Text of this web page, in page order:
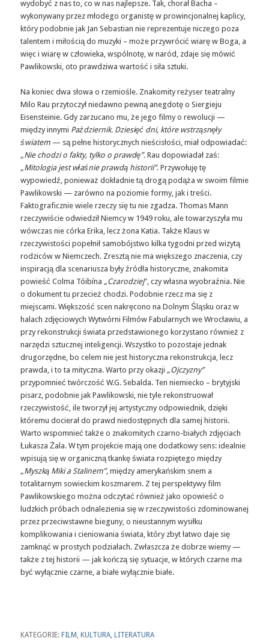
wydobyć z nas to, co w nas najlepsze. Tak, chorał Bacha –
wykonywany przez młodego organistę w prowincjonalnej kaplicy,
który podobnie jak Jan Sebastian nie reprezentuje niczego poza
talentem i miłością do muzyki – może przywrócić wiarę w Boga, a
więc i wiarę w człowieka, wspólnotę, w naród, zdaje się mówić
Pawlikowski, oto prawdziwa wartość i siła sztuki.
Na koniec dwa słowa o rzemiośle. Znakomity reżyser teatralny
Milo Rau przytoczył niedawno pewną anegdotę o Siergieju
Eisensteinie. Gdy zarzucano mu, że jego filmy o rewolucji —
między innymi Październik. Dziesięć dni, które wstrząsnęły
światem— są pełne historycznych nieścisłości, miał odpowiadać:
„Nie chodzi o fakty, tylko o prawdę”.Rau dopowiadał zaś:
„Mitologia jest właśnie prawdą historii”. Przywołuję tę
wypowiedź, ponieważ dokładnie tą drogą podąża w swoim filmie
Pawlikowski — zarówno na poziomie formy, jak i treści.
Faktograficznie wiele rzeczy się tu nie zgadza. Thomas Mann
rzeczywiście odwiedził Niemcy w 1949 roku, ale towarzyszyła mu
wówczas nie córka Erika, lecz żona Katia. Także Klaus w
rzeczywistości popełnił samobójstwo kilka tygodni przed wizytą
rodziców w Niemczech. Zresztą nie ma większego znaczenia, czy
inspiracją dla scenariusza były źródła historyczne, znakomita
powieść Colma Tóibína „Czarodziej”, czy własna wyobraźnia. Nie
o dokument tu przecież chodzi. Podobnie rzecz ma się z
miejscami. Większość scen nakręcono na Dolnym Śląsku oraz w
halach zdjęciowych Wytwórni Filmów Fabularnych we Wrocławiu, a
przy rekonstrukcji świata przedstawionego korzystano również z
narzędzi sztucznej inteligencji. Wszystko to pozostaje jednak
drugorzędne, bo celem nie jest historyczna rekonstrukcja, lecz
prawda, i to ta mityczna. Warto przy okazji „Ojczyzny”
przypomnieć twórczość W.G. Sebalda. Ten niemiecko – brytyjski
pisarz, podobnie jak Pawlikowski, nie tyle rekonstruował
rzeczywistość, ile tworzył jej artystyczny odpowiednik, dzięki
któremu docierał do prawd niedostępnych dla samej historii.
Warto wspomnieć także o znakomitych czarno-białych zdjęciach
Łukasza Żala. W tym projekcie mają one dodatkowy sens: idealnie
wpisują się w organiczną tkankę świata rozpiętego między
„Myszką Miki a Stalinem”, między amerykańskim snem a
totalitarnym sowieckim koszmarem. Z tej perspektywy film
Pawlikowskiego można odczytać również jako opowieść o
ludzkich próbach odnalezienia się w rzeczywistości zdominowanej
przez przeciwstawne bieguny, o nieustannym wysiłku
komplikowania i cieniowania świata, który zbyt łatwo daje się
zamknąć w prostych podziałach. Zwłaszcza że dobrze wiemy —
także z tej historii — jak kończą się sytuacje, w których czarne ma
być wyłącznie czarne, a białe wyłącznie białe.
KATEGORIE: FILM KULTURA, LITERATURA